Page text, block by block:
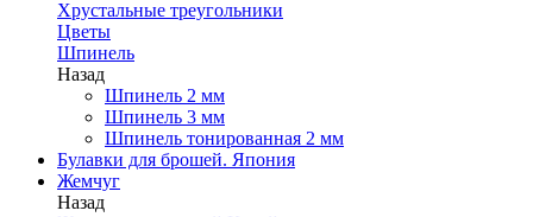
Хрустальные треугольники
Цветы
Шпинель
Назад
Шпинель 2 мм
Шпинель 3 мм
Шпинель тонированная 2 мм
Булавки для брошей. Япония
Жемчуг
Назад